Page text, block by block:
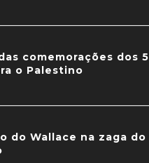
comemorações dos 5
o Palestino
do Wallace na zaga do